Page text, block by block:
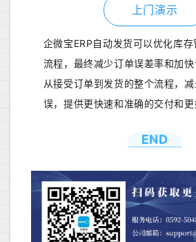
上门演示
企微宝ERP自动发货可以优化库
流程，最终减少订单误差率和加
从接受订单到发货的整个流程，
误，提供更快速和准确的交付和更
END